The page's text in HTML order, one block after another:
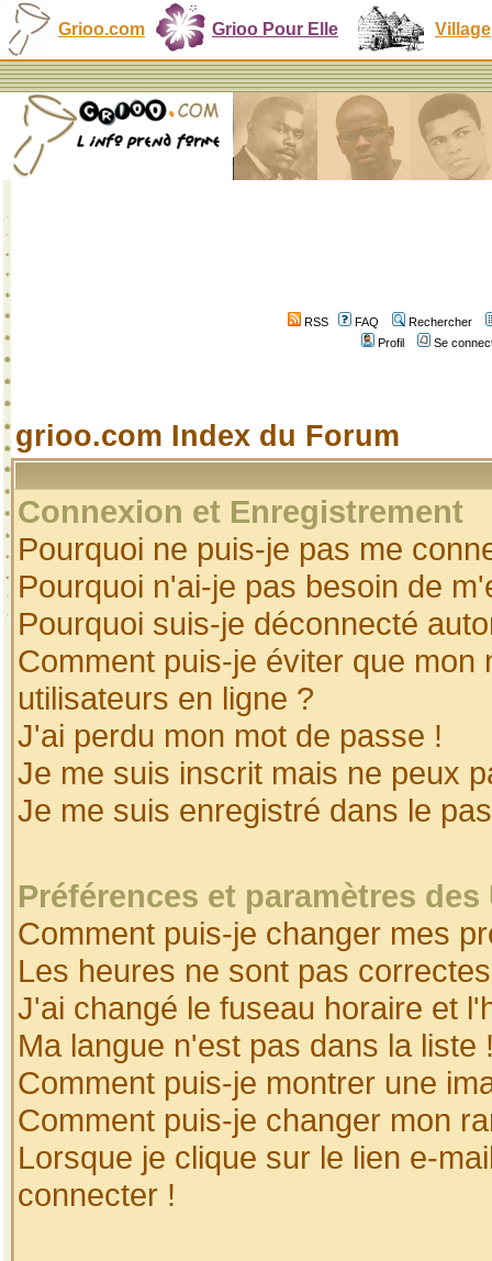
Grioo.com Grioo Pour Elle Village
RSS FAQ
Rechercher
Profil
Se
grioo.com Index du Forum
Connexion et Enregistrement
Pourquoi ne puis-je pas me
Pourquoi n'ai-je pas besoin de
Pourquoi suis-je déconnecté
Comment puis-je éviter que
utilisateurs en ligne ?
J'ai perdu mon mot de passe !
Je me suis inscrit mais ne peux
Je me suis enregistré dans le
Préférences et paramètres
Comment puis-je changer mes
Les heures ne sont pas
J'ai changé le fuseau horaire et
Ma langue n'est pas dans la liste
Comment puis-je montrer une
Comment puis-je changer mon
Lorsque je clique sur le lien e-
connecter !